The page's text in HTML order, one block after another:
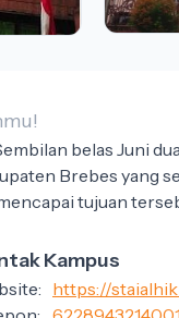
belas Juni
Brebes yang
tujuan
Kampus
https://